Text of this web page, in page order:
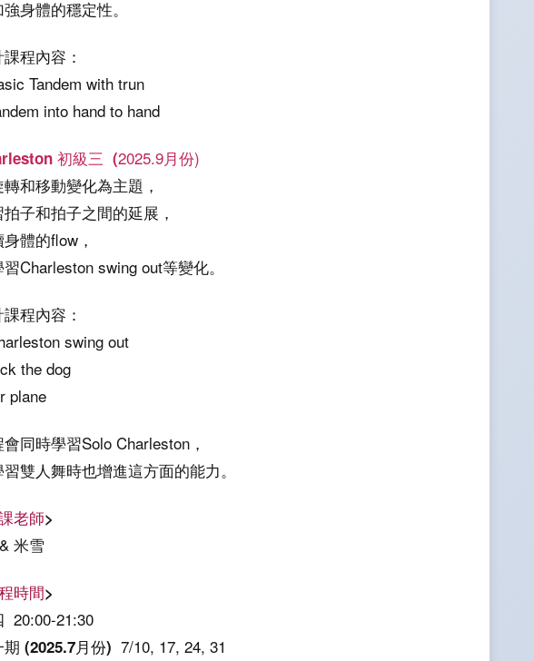
身體的穩定性。
程內容：
Tandem with trun
into hand to hand
初級三 (2025.9月份)
和移動變化為主題，
子和拍子之間的延展，
體的flow，
Charleston swing out等變化。
程內容：
swing out
the dog
plane
同時學習Solo Charleston，
雙人舞時也增進這方面的能力。
老師>
米雪
時間>
20:00-21:30
期 (2025.7月份) 7/10, 17, 24, 31